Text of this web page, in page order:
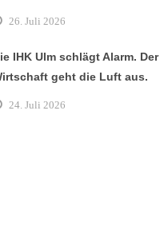
26. Juli 2026
IHK Ulm schlägt Alarm. Der
geht die Luft aus.
24. Juli 2026